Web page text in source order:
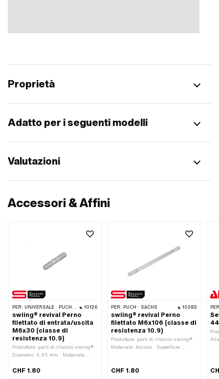
Proprietà
Adatto per i seguenti modelli
Valutazioni
Accessori & Affini
PER: UNIVERSALE · PUCH · SACHS · PONY / CILO (BETA 521 E 512) · ZÜNDAPP BELMONDO · SOLEX · TOMOS 10126
swiing® revival Perno
filettato di entrata/uscita
M6x30 (classe di
resistenza 10.9)
Produttore: parti di rilancio swiing® ·
Diametro: 5.95 mm · Materiale:
Lunghezza della filettatura: 12 mm ·
CHF 1.80
PER: PUCH · SACHS 10382
swiing® revival Perno
filettato M6x106 (classe di
resistenza 10.9)
Produttore: parti di rilancio swiing® ·
Materiale: Acciaio · Superficie:
filettatura: 20 mm · Lunghezza
CHF 1.80
Ø: